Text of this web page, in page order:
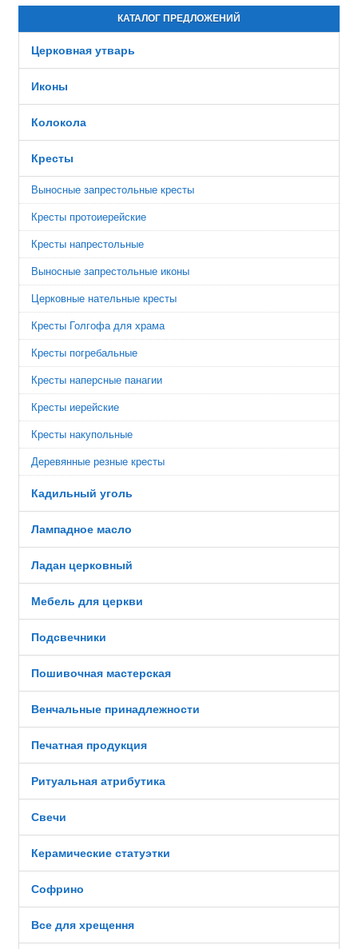
КАТАЛОГ ПРЕДЛОЖЕНИЙ
Церковная утварь
Иконы
Колокола
Кресты
Выносные запрестольные кресты
Кресты протоиерейские
Кресты напрестольные
Выносные запрестольные иконы
Церковные нательные кресты
Кресты Голгофа для храма
Кресты погребальные
Кресты наперсные панагии
Кресты иерейские
Кресты накупольные
Деревянные резные кресты
Кадильный уголь
Лампадное масло
Ладан церковный
Мебель для церкви
Подсвечники
Пошивочная мастерская
Венчальные принадлежности
Печатная продукция
Ритуальная атрибутика
Свечи
Керамические статуэтки
Софрино
Все для хрещення